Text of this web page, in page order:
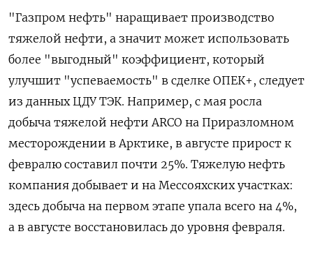
"Газпром нефть" наращивает производство
тяжелой нефти, а значит может использовать
более "выгодный" коэффициент, который
улучшит "успеваемость" в сделке ОПЕК+, следует
из данных ЦДУ ТЭК. Например, с мая росла
добыча тяжелой нефти ARCO на Приразломном
месторождении в Арктике, в августе прирост к
февралю составил почти 25%. Тяжелую нефть
компания добывает и на Мессояхских участках:
здесь добыча на первом этапе упала всего на 4%,
а в августе восстановилась до уровня февраля.